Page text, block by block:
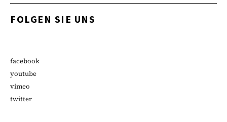
FOLGEN SIE UNS
facebook
youtube
vimeo
twitter